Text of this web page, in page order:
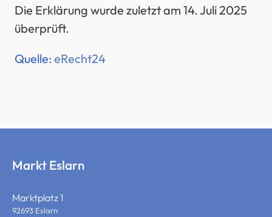
Die Erklärung wurde zuletzt am 14. Juli 2025
überprüft.
Quelle: eRecht24
Markt Eslarn
Marktplatz 1
92693 Eslarn